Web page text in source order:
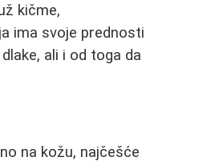
kičme,
ima svoje prednosti
ali i od toga da
na kožu, najčešće